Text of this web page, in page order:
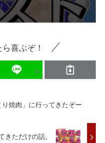
喜ぶぞ！
焼肉」に行ってきたぞー
きただけの話。